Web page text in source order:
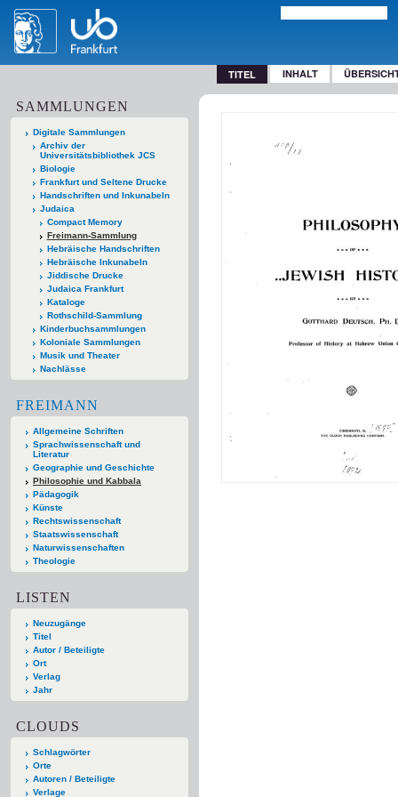
TITEL INHALT
SAMMLUNGEN
Digitale Sammlungen
Archiv der
Universitätsbibliothek JCS
Biologie
Frankfurt und Seltene Drucke
Handschriften und Inkunabeln
Judaica
Compact Memory
Freimann-Sammlung
Hebräische Handschriften
Hebräische Inkunabeln
Jiddische Drucke
Judaica Frankfurt
Kataloge
Rothschild-Sammlung
Kinderbuchsammlungen
Koloniale Sammlungen
Musik und Theater
Nachlässe
FREIMANN
Allgemeine Schriften
Sprachwissenschaft und
Literatur
Geographie und Geschichte
Philosophie und Kabbala
Pädagogik
Künste
Rechtswissenschaft
Staatswissenschaft
Naturwissenschaften
Theologie
LISTEN
Neuzugänge
Titel
Autor / Beteiligte
Ort
Verlag
Jahr
CLOUDS
Schlagwörter
Orte
Autoren / Beteiligte
Verlage